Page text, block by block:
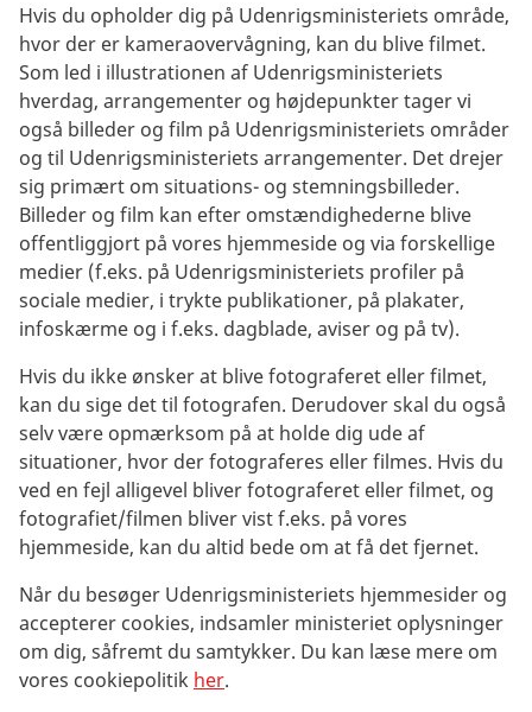
Hvis du opholder dig på Udenrigsministeriets område,
hvor der er kameraovervågning, kan du blive filmet.
Som led i illustrationen af Udenrigsministeriets
hverdag, arrangementer og højdepunkter tager vi
også billeder og film på Udenrigsministeriets områder
og til Udenrigsministeriets arrangementer. Det drejer
sig primært om situations- og stemningsbilleder.
Billeder og film kan efter omstændighederne blive
offentliggjort på vores hjemmeside og via forskellige
medier (f.eks. på Udenrigsministeriets profiler på
sociale medier, i trykte publikationer, på plakater,
infoskærme og i f.eks. dagblade, aviser og på tv).
Hvis du ikke ønsker at blive fotograferet eller filmet,
kan du sige det til fotografen. Derudover skal du også
selv være opmærksom på at holde dig ude af
situationer, hvor der fotograferes eller filmes. Hvis du
ved en fejl alligevel bliver fotograferet eller filmet, og
fotografiet/filmen bliver vist f.eks. på vores
hjemmeside, kan du altid bede om at få det fjernet.
Når du besøger Udenrigsministeriets hjemmesider og
accepterer cookies, indsamler ministeriet oplysninger
om dig, såfremt du samtykker. Du kan læse mere om
vores cookiepolitik her.